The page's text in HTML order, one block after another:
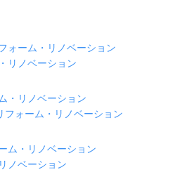
ォーム・リノベーション
リノベーション
・リノベーション
ォーム・リノベーション
ム・リノベーション
ノベーション